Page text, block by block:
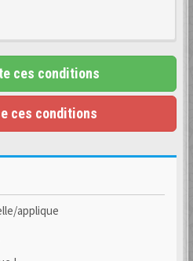
ces conditions
ces conditions
applique